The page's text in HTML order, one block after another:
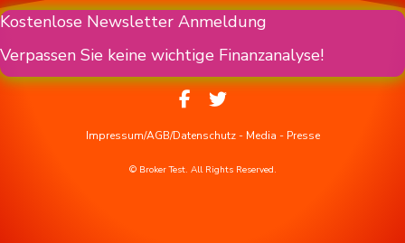
Kostenlose Newsletter Anmeldung
Verpassen Sie keine wichtige Finanzanalyse!
Impressum/AGB/Datenschutz- Media - Presse
© Broker Test. All Rights Reserved.